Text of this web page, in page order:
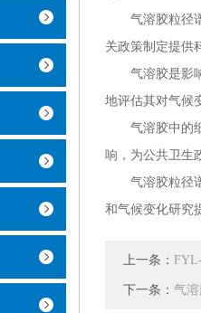
气溶胶粒径谱
关政策制定提供
气溶胶是影响
地评估其对气候
气溶胶中的细
响，为公共卫生
气溶胶粒径谱
和气候变化研究
上一条：
下一条： 气